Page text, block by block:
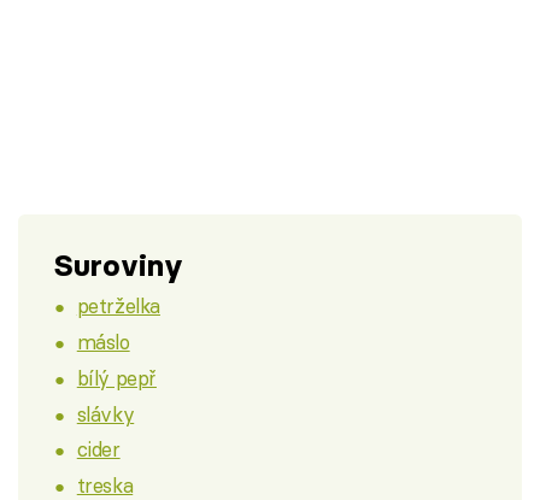
Suroviny
petrželka
máslo
bílý pepř
slávky
cider
treska